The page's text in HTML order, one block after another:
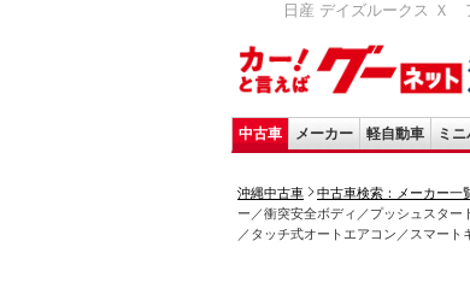
日産 デイズルークス Ｘ
中古車 メーカー 軽自動車 ミ
沖縄中古車 中古車検索：メーカー一
ー／衝突安全ボディ／プッシュスタ
／タッチ式オートエアコン／スマー